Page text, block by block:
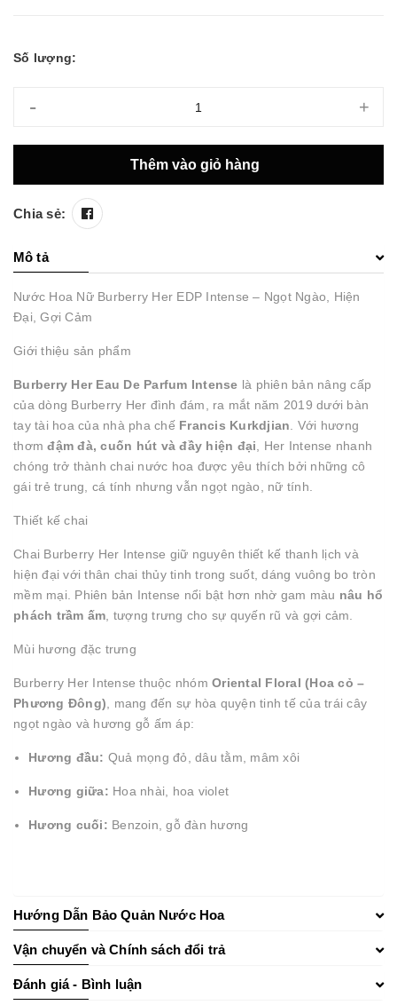
Số lượng:
- +
Thêm vào giỏ hàng
Chia sẻ:
Mô tả
Nước Hoa Nữ Burberry Her EDP Intense – Ngọt Ngào, Hiện
Đại, Gợi Cảm
Giới thiệu sản phẩm
Burberry Her Eau De Parfum Intense là phiên bản nâng cấp
của dòng Burberry Her đình đám, ra mắt năm 2019 dưới bàn
tay tài hoa của nhà pha chế Francis Kurkdjian . Với hương
thơmđậm đà, cuốn hút và đầy hiện đại , Her Intense nhanh
chóng trở thành chai nước hoa được yêu thích bởi những cô
gái trẻ trung, cá tính nhưng vẫn ngọt ngào, nữ tính.
Thiết kế chai
Chai Burberry Her Intense giữ nguyên thiết kế thanh lịch và
hiện đại với thân chai thủy tinh trong suốt, dáng vuông bo tròn
mềm mại. Phiên bản Intense nổi bật hơn nhờ gam màu nâu hổ
phách trầm ấm , tượng trưng cho sự quyến rũ và gợi cảm.
Mùi hương đặc trưng
Burberry Her Intense thuộc nhóm Oriental Floral (Hoa cỏ –
Phương Đông) , mang đến sự hòa quyện tinh tế của trái cây
ngọt ngào và hương gỗ ấm áp:
Hương đầu: Quả mọng đỏ, dâu tằm, mâm xôi
Hương giữa: Hoa nhài, hoa violet
Hương cuối: Benzoin, gỗ đàn hương
Hướng Dẫn Bảo Quản Nước Hoa
Vận chuyển và Chính sách đổi trả
Đánh giá - Bình luận